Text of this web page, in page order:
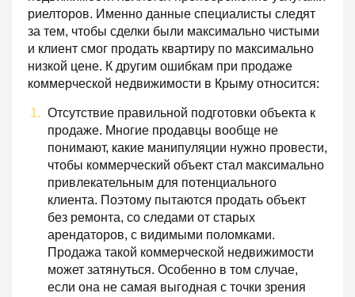
риелторов. Именно данные специалисты следят
за тем, чтобы сделки были максимально чистыми
и клиент смог продать квартиру по максимально
низкой цене. К другим ошибкам при продаже
коммерческой недвижимости в Крыму относится:
Отсутствие правильной подготовки объекта к
продаже. Многие продавцы вообще не
понимают, какие манипуляции нужно провести,
чтобы коммерческий объект стал максимально
привлекательным для потенциального
клиента. Поэтому пытаются продать объект
без ремонта, со следами от старых
арендаторов, с видимыми поломками.
Продажа такой коммерческой недвижимости
может затянуться. Особенно в том случае,
если она не самая выгодная с точки зрения